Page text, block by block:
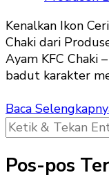
Kenalkan Ikon
Chaki dari
Ayam KFC Chaki
badut karakter
Baca
Mencari
Sesuatu?
Pos-pos